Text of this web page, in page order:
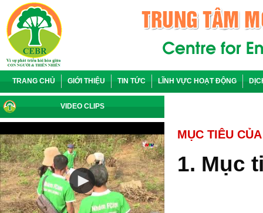
TRANG CHỦ GIỚI THIỆU TIN TỨC LĨNH VỰC HOẠT ĐỘNG
VIDEO CLIPS
MỤC TIÊU
1. Mục